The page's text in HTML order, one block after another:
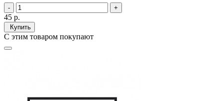
45 р.
Купить
С этим товаром покупают